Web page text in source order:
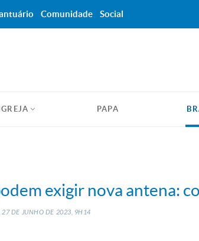
IGREJA PAPA
exigir nova antena:
27DE JUNHO DE 2023, 9H14
Comunidade Social